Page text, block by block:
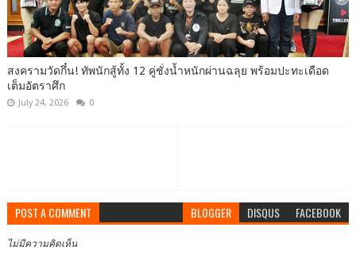
สงครามวัดกึ๋น! ทัพนักสู้ทั้ง 12 คู่ชั่งน้ำหนักผ่านฉลุย พร้อมปะทะเดือด
เต็มอัตราศึก
July 24, 2026 0
POST A COMMENT BLOGGER DISQUS FACEBOOK
ไม่มีความคิดเห็น